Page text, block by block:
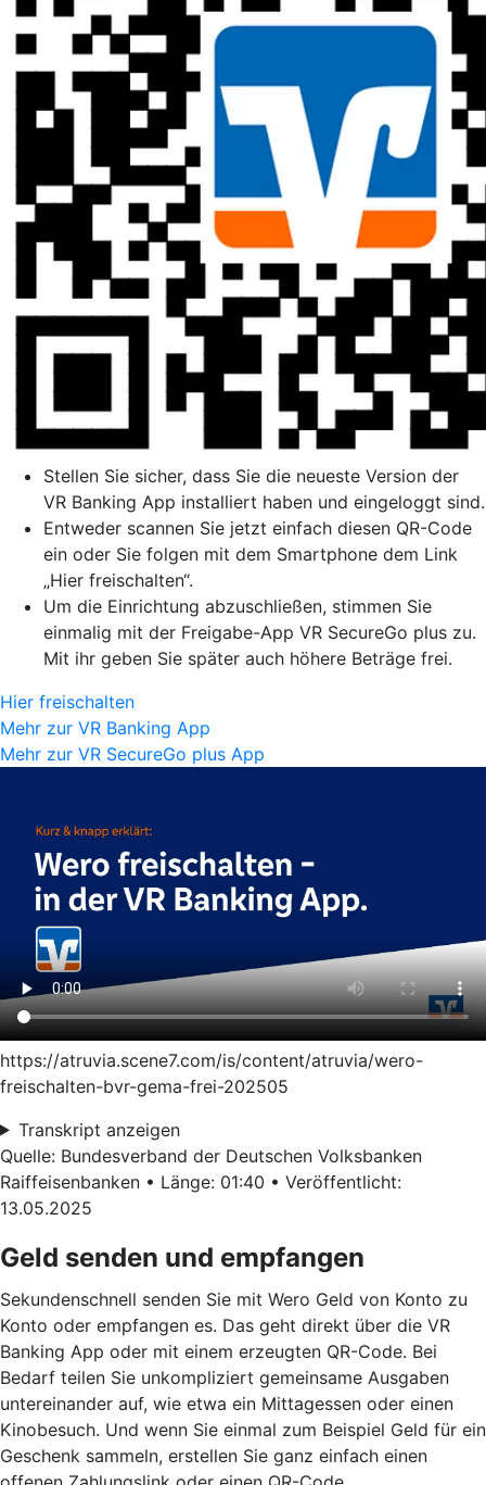
Stellen Sie sicher, dass Sie die neueste Version der
VR Banking App installiert haben und eingeloggt sind.
Entweder scannen Sie jetzt einfach diesen QR-Code
ein oder Sie folgen mit dem Smartphone dem Link
„Hier freischalten“.
Um die Einrichtung abzuschließen, stimmen Sie
einmalig mit der Freigabe-App VR SecureGo plus zu.
Mit ihr geben Sie später auch höhere Beträge frei.
Hier freischalten
Mehr zur VR Banking App
Mehr zur VR SecureGo plus App
https://atruvia.scene7.com/is/content/atruvia/wero-
freischalten-bvr-gema-frei-202505
Transkript anzeigen
Quelle: Bundesverband der Deutschen Volksbanken
Raiffeisenbanken • Länge: 01:40 • Veröffentlicht:
13.05.2025
Geld senden und empfangen
Sekundenschnell senden Sie mit Wero Geld von Konto zu
Konto oder empfangen es. Das geht direkt über die VR
Banking App oder mit einem erzeugten QR-Code. Bei
Bedarf teilen Sie unkompliziert gemeinsame Ausgaben
untereinander auf, wie etwa ein Mittagessen oder einen
Kinobesuch. Und wenn Sie einmal zum Beispiel Geld für ein
Geschenk sammeln, erstellen Sie ganz einfach einen